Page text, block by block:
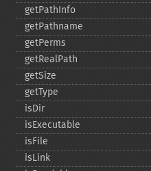
getPathInfo
getPathname
getPerms
getRealPath
getSize
getType
isDir
isExecutable
isFile
isLink